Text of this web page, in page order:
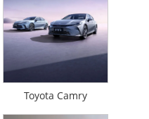
Toyota Camry